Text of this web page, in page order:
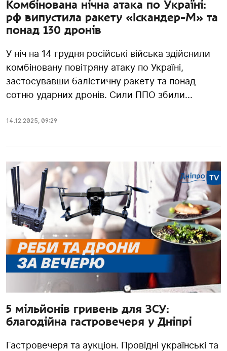
Комбінована нічна атака по Україні:
рф випустила ракету «Іскандер-М» та
понад 130 дронів
У ніч на 14 грудня російські війська здійснили
комбіновану повітряну атаку по Україні,
застосувавши балістичну ракету та понад
сотню ударних дронів. Сили ППО збили...
14.12.2025, 09:29
5 мільйонів гривень для ЗСУ:
благодійна гастровечеря у Дніпрі
Гастровечеря та аукціон. Провідні українські та